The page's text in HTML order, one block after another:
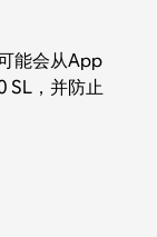
能会从App
SL，并防止